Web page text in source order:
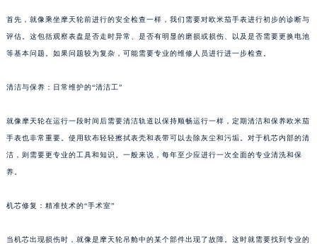
首先，就像乘坐摩天轮前进行的安全检查一样，我们需要对欧米茄手表进行初步的诊断与
评估。这包括观察表盘是否走时异常、是否有明显的磨损或损伤、以及是否需要更换电池
等基本问题。如果问题较为复杂，可能需要专业的维修人员进行进一步检查。
清洁与保养：日常维护的“清洁工”
就像摩天轮在运行一段时间后需要清洁轨道以保持顺畅运行一样，定期清洁和保养欧米茄
手表也非常重要。使用软布轻轻擦拭表壳和表带可以去除灰尘和污垢。对于机芯内部的清
洁，则需要更专业的工具和知识。一般来说，每年至少应进行一次全面的专业清洗和保
养。
机芯修复：精准技术的“手术室”
当机芯出现损伤时，就像是摩天轮吊舱中的某个部件出现了故障。这时就需要找到专业的